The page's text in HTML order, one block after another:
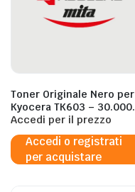
Toner Originale Nero per
Kyocera TK603 – 30.000
Pagine al 5%
Accedi per il prezzo
Accedi o registrati
per acquistare